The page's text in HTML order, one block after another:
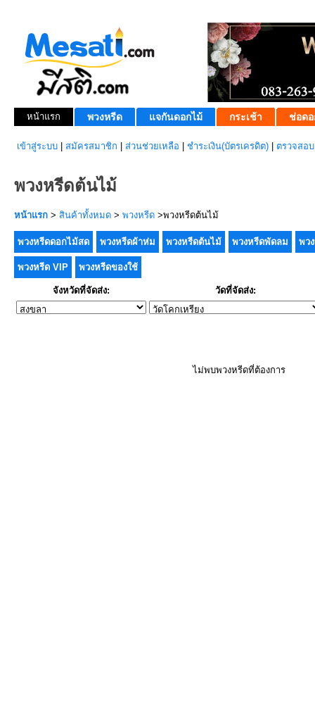
หน้าแรก พวงหรีด แจกันดอกไม้ กระเช้า ช่อดอ
เข้าสู่ระบบ สมัครสมาชิก ส่วนช่วยเหลือ ชำระเงิน(บัตรเครดิต) ตรวจสอ
พวงหรีดต้นไม้
หน้าแรก > สินค้าทั้งหมด > พวงหรีด >พวงหรีดต้นไม้
พวงหรีดดอกไม้สด พวงหรีดผ้าห่ม พวงหรีดต้นไม้ พวงหรีดพัดลม พว
พวงหรีด VIP พวงหรีดของใช้
จังหวัดที่จัดส่ง: วัดที่จัดส่ง:
ไม่พบพวงหรีดที่ต้องการ